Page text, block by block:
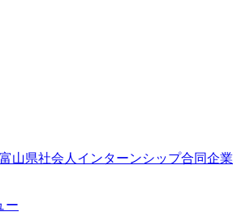
山県社会人インターンシップ合同企
ー